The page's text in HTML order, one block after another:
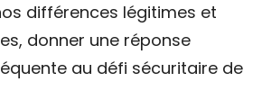
différences légitimes et
donner une réponse
au défi sécuritaire de